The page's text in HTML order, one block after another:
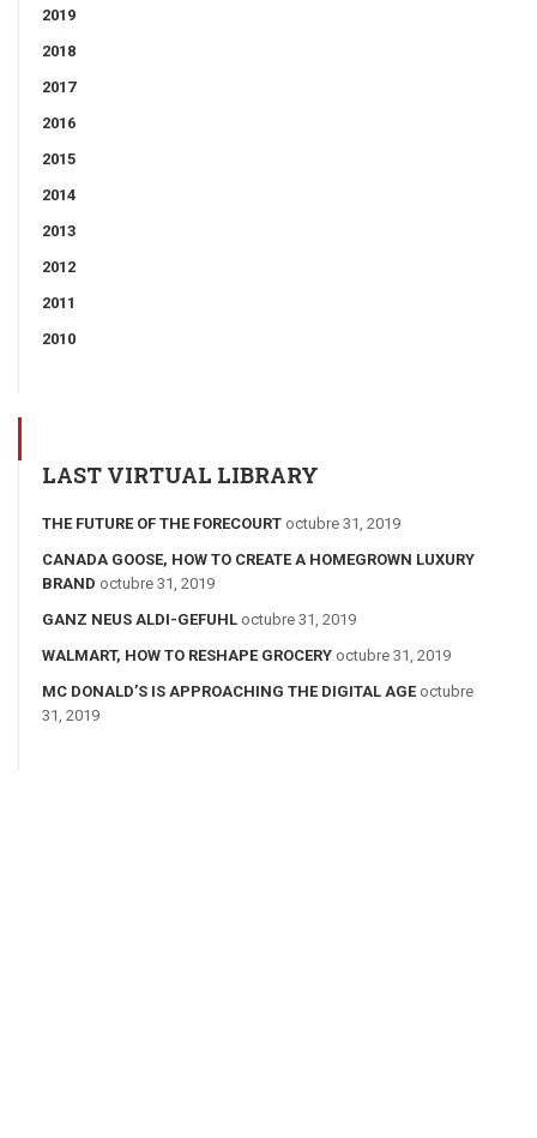
2019
2018
2017
2016
2015
2014
2013
2012
2011
2010
LAST VIRTUAL LIBRARY
THE FUTURE OF THE FORECOURT octubre 31, 2019
CANADA GOOSE, HOW TO CREATE A HOMEGROWN LUXURY
BRAND octubre 31, 2019
GANZ NEUS ALDI-GEFUHL octubre 31, 2019
WALMART, HOW TO RESHAPE GROCERY octubre 31, 2019
MC DONALD’S IS APPROACHING THE DIGITAL AGE octubre
31, 2019